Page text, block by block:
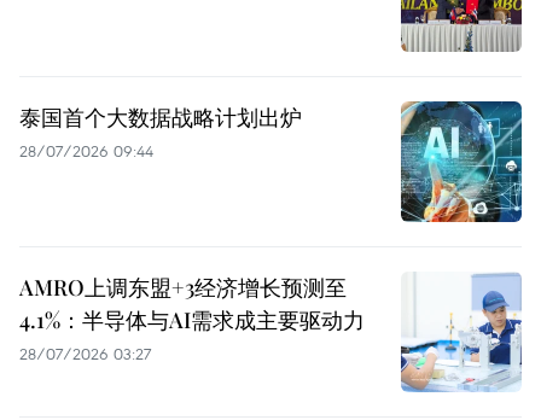
泰国首个大数据战略计划出炉
28/07/2026 09:44
AMRO上调东盟+3经济增长预测至
4.1%：半导体与AI需求成主要驱动力
28/07/2026 03:27